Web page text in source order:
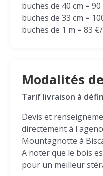
buches de 40 cm =
buches de 33 cm =
buches de 1 m = 83
Modalités
Tarif livraison à
Devis et
directement à
Mountagnotte à
A noter que le bois
pour un meilleur